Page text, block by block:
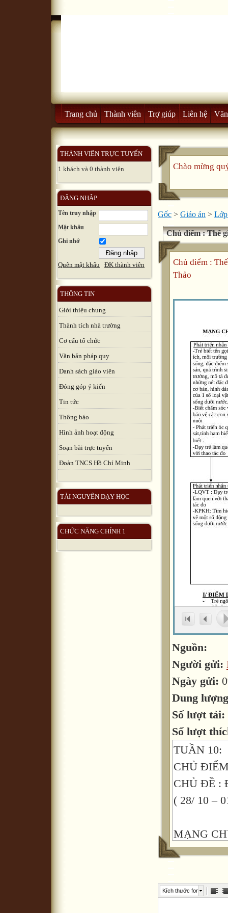
Trang chủ Thành viên Trợ giúp Liên hệ
THÀNH VIÊN TRỰC TUYẾN
1 khách và 0 thành viên
ĐĂNG NHẬP
Tên truy nhập
Mật khẩu
Ghi nhớ
Quên mật khẩu ĐK thành viên
THÔNG TIN
Giới thiệu chung
Thành tích nhà trường
Cơ cấu tổ chức
Văn bản pháp quy
Danh sách giáo viên
Đóng góp ý kiến
Tin tức
Thông báo
Hình ảnh hoạt động
Soạn bài trực tuyến
Đoàn TNCS Hồ Chí Minh
TÀI NGUYÊN DẠY HỌC
CHỨC NĂNG CHÍNH 1
Chào mừng
Gốc > Giáo án >
Chủ điểm : Thế
Chủ điểm :
Thảo
Nguồn:
Người gửi:
Ngày gửi:
Dung
Số lượt tải:
Số lượt
TUẦN 10:
CHỦ
CHỦ ĐỀ :
( 28/ 10 –
MẠNG
-Trẻ biết
sinh sản,
Kích thước font